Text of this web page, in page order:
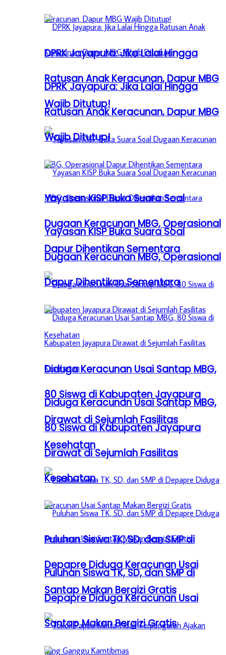
DPRK Jayapura: Jika Lalai Hingga
Ratusan Anak Keracunan, Dapur MBG
Wajib Ditutup!
Yayasan KISP Buka Suara Soal
Dugaan Keracunan MBG, Operasional
Dapur Dihentikan Sementara
Diduga Keracunan Usai Santap MBG,
80 Siswa di Kabupaten Jayapura
Dirawat di Sejumlah Fasilitas
Kesehatan
Puluhan Siswa TK, SD, dan SMP di
Depapre Diduga Keracunan Usai
Santap Makan Bergizi Gratis
DPRK Jayapura: Jika Lalai Hingga
Ratusan Anak Keracunan, Dapur MBG
Wajib Ditutup!
Yayasan KISP Buka Suara Soal
Dugaan Keracunan MBG, Operasional
Dapur Dihentikan Sementara
Diduga Keracunan Usai Santap MBG,
80 Siswa di Kabupaten Jayapura
Dirawat di Sejumlah Fasilitas
Kesehatan
Puluhan Siswa TK, SD, dan SMP di
Depapre Diduga Keracunan Usai
Santap Makan Bergizi Gratis